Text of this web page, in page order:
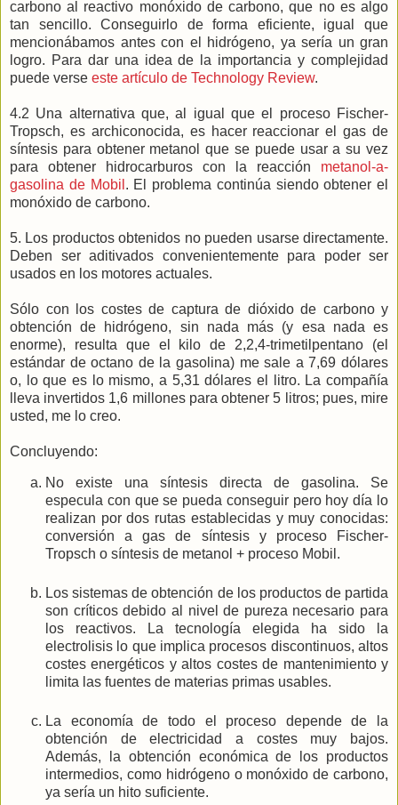
carbono al reactivo monóxido de carbono, que no es algo
tan sencillo. Conseguirlo de forma eficiente, igual que
mencionábamos antes con el hidrógeno, ya sería un gran
logro. Para dar una idea de la importancia y complejidad
puede verse este artículo de Technology Review.
4.2 Una alternativa que, al igual que el proceso Fischer-
Tropsch, es archiconocida, es hacer reaccionar el gas de
síntesis para obtener metanol que se puede usar a su vez
para obtener hidrocarburos con la reacción metanol-a-
gasolina de Mobil . El problema continúa siendo obtener el
monóxido de carbono.
5. Los productos obtenidos no pueden usarse directamente.
Deben ser aditivados convenientemente para poder ser
usados en los motores actuales.
Sólo con los costes de captura de dióxido de carbono y
obtención de hidrógeno, sin nada más (y esa nada es
enorme), resulta que el kilo de 2,2,4-trimetilpentano (el
estándar de octano de la gasolina) me sale a 7,69 dólares
o, lo que es lo mismo, a 5,31 dólares el litro. La compañía
lleva invertidos 1,6 millones para obtener 5 litros; pues, mire
usted, me lo creo.
Concluyendo:
No existe una síntesis directa de gasolina. Se
especula con que se pueda conseguir pero hoy día lo
realizan por dos rutas establecidas y muy conocidas:
conversión a gas de síntesis y proceso Fischer-
Tropsch o síntesis de metanol + proceso Mobil.
Los sistemas de obtención de los productos de partida
son críticos debido al nivel de pureza necesario para
los reactivos. La tecnología elegida ha sido la
electrolisis lo que implica procesos discontinuos, altos
costes energéticos y altos costes de mantenimiento y
limita las fuentes de materias primas usables.
La economía de todo el proceso depende de la
obtención de electricidad a costes muy bajos.
Además, la obtención económica de los productos
intermedios, como hidrógeno o monóxido de carbono,
ya sería un hito suficiente.